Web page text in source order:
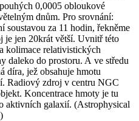
0,0005 obloukové
dnům. Pro srovnání:
soustavou za 11 hodin, řekněme
je jen 20krát větší. Uvnitř této
kolimace relativistických
daleko do prostoru. A ve středu
díra, jež obsahuje hmotu
Radiový zdroj v centru NGC
Koncentrace hmoty je tu
aktivních galaxií. (Astrophysical